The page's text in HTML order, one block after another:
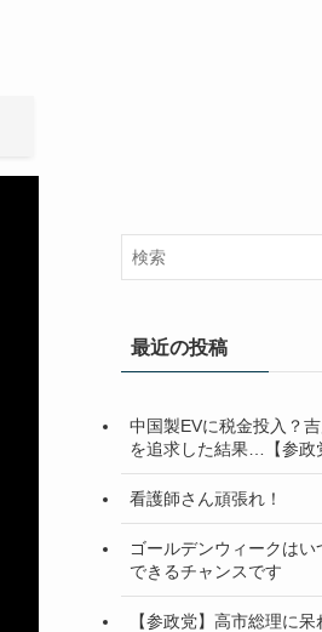
最近の投稿
中国製EVに税金投入？
を追求した結果…【参政
看護師さん頑張れ！
ゴールデンウィークは
できるチャンスです
【参政党】高市総理に